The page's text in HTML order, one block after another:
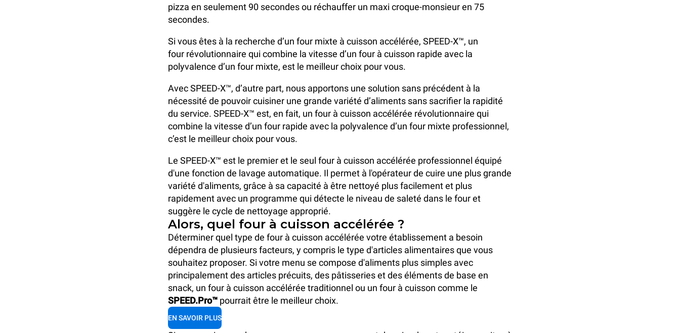
pizza en seulement 90 secondes ou réchauffer un maxi croque-monsieur en 75
secondes.
Si vous êtes à la recherche d’un four mixte à cuisson accélérée, SPEED-X™, un
four révolutionnaire qui combine la vitesse d’un four à cuisson rapide avec la
polyvalence d’un four mixte, est le meilleur choix pour vous.
Avec SPEED-X™, d’autre part, nous apportons une solution sans précédent à la
nécessité de pouvoir cuisiner une grande variété d’aliments sans sacrifier la rapidité
du service. SPEED-X™ est, en fait, un four à cuisson accélérée révolutionnaire qui
combine la vitesse d’un four rapide avec la polyvalence d’un four mixte professionnel,
c’est le meilleur choix pour vous.
Le SPEED-X™ est le premier et le seul four à cuisson accélérée professionnel équipé
d'une fonction de lavage automatique. Il permet à l'opérateur de cuire une plus grande
variété d'aliments, grâce à sa capacité à être nettoyé plus facilement et plus
rapidement avec un programme qui détecte le niveau de saleté dans le four et
suggère le cycle de nettoyage approprié.
Alors, quel four à cuisson accélérée ?
Déterminer quel type de four à cuisson accélérée votre établissement a besoin
dépendra de plusieurs facteurs, y compris le type d'articles alimentaires que vous
souhaitez proposer. Si votre menu se compose d'aliments plus simples avec
principalement des articles précuits, des pâtisseries et des éléments de base en
snack, un four à cuisson accélérée traditionnel ou un four à cuisson comme le
SPEED.Pro™ pourrait être le meilleur choix.
EN SAVOIR PLUS